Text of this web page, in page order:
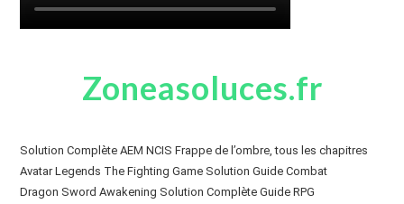
Zoneasoluces.fr
Solution Complète AEM NCIS Frappe de l’ombre, tous les chapitres
Avatar Legends The Fighting Game Solution Guide Combat
Dragon Sword Awakening Solution Complète Guide RPG